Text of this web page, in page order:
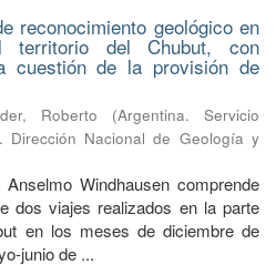
reconocimiento geológico en
territorio del Chubut, con
cuestión de la provisión de
Roberto (Argentina. Servicio
Dirección Nacional de Geología y
Windhausen comprende
dos viajes realizados en la parte
en los meses de diciembre de
junio de ...